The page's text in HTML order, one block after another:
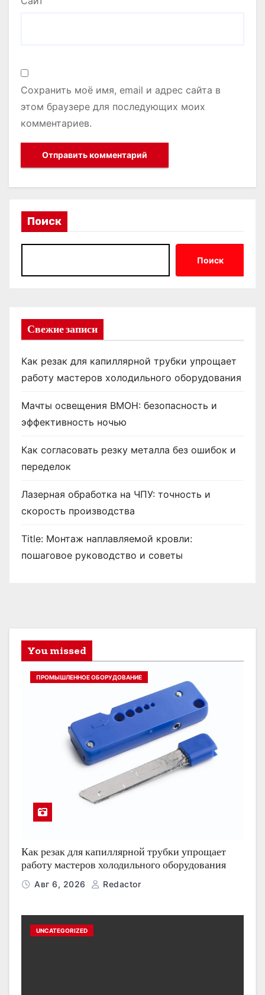
Сохранить моё имя, email и адрес сайта в
этом браузере для последующих моих
комментариев.
Поиск
Поиск
Свежие записи
Как резак для капиллярной трубки упрощает
работу мастеров холодильного оборудования
Мачты освещения ВМОН: безопасность и
эффективность ночью
Как согласовать резку металла без ошибок и
переделок
Лазерная обработка на ЧПУ: точность и
скорость производства
Title: Монтаж наплавляемой кровли:
пошаговое руководство и советы
You missed
ПРОМЫШЛЕННОЕ ОБОРУДОВАНИЕ
Как резак для капиллярной трубки упрощает
работу мастеров холодильного оборудования
Авг 6, 2026 Redactor
UNCATEGORIZED